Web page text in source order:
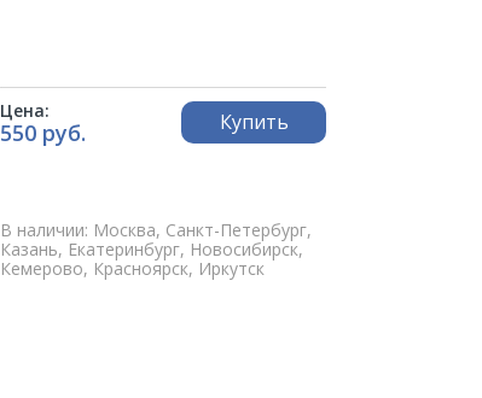
Цена:
550 руб. Купить
В наличии: Москва, Санкт-Петербург,
Казань, Екатеринбург, Новосибирск,
Кемерово, Красноярск, Иркутск